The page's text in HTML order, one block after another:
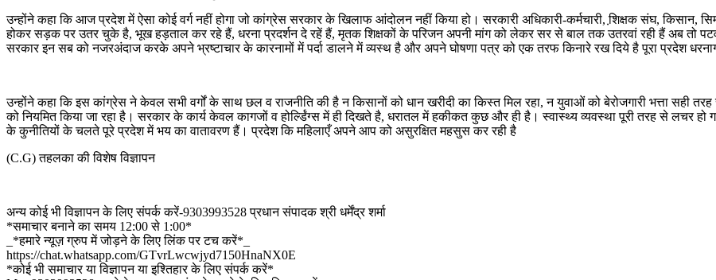
उन्होंने कहा कि आज प्रदेश में ऐसा कोई वर्ग नहीं होगा जो कांग्रेस सरकार के खिलाफ आंदोलन नहीं किया हो। सरकारी अधिकारी-कर्मचारी, शि़क्षक संघ,
होकर सड़क पर उतर चुके है, भूख हड़ताल कर रहे हैं, धरना प्रदर्शन दे रहें हैं, मृतक शिक्षकों के परिजन अपनी मांग को लेकर सर से बाल तक उतरवां रही हैं अब तो
सरकार इन सब को नजरअंदाज करके अपने भ्रष्टाचार के कारनामों में पर्दा डालने में व्यस्थ है और अपने घोषणा पत्र को एक तरफ किनारे रख दिये है पूरा प्रदेश
उन्होंने कहा कि इस कांग्रेस ने केवल सभी वर्गों के साथ छल व राजनीति की है न किसानों को धान खरीदी का किस्त मिल रहा, न युवाओं को बेरोजगारी भत्ता सही तरह
को नियमित किया जा रहा है। सरकार के कार्य केवल कागजों व होर्ल्डिंग्स में ही दिखते है, धरातल में हकीकत कुछ और ही है। स्वास्थ्य व्यवस्था पूरी तरह से लचर
के कुनीतियों के चलते पूरे प्रदेश में भय का वातावरण हैं। प्रदेश कि महिलाएँ अपने आप को असुरक्षित महसुस कर रही है
(C.G) तहलका की विशेष विज्ञापन
अन्य कोई भी विज्ञापन के लिए संपर्क करें-9303993528 प्रधान संपादक श्री धर्मेंद्र शर्मा
*समाचार बनाने का समय 12:00 से 1:00*
_*हमारे न्यूज़ ग्रुप में जोड़ने के लिए लिंक पर टच करें*_
https://chat.whatsapp.com/GTvrLwcwjyd7150HnaNX0E
*कोई भी समाचार या विज्ञापन या इश्तिहार के लिए संपर्क करें*